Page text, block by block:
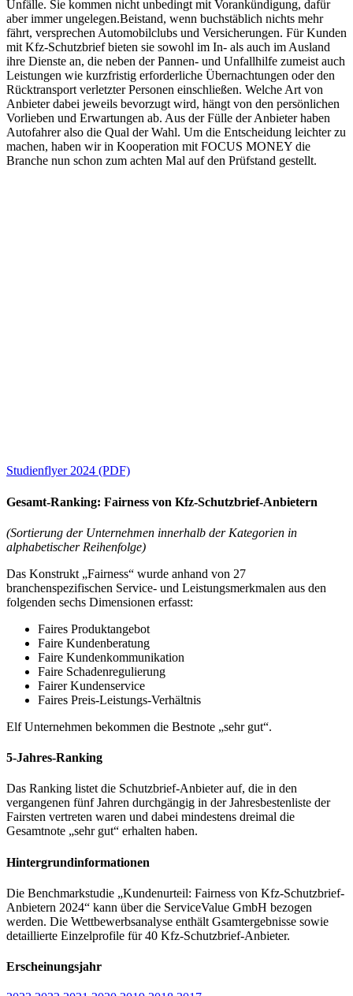
Unfälle. Sie kommen nicht unbedingt mit Vorankündigung, dafür
aber immer ungelegen.Beistand, wenn buchstäblich nichts mehr
fährt, versprechen Automobilclubs und Versicherungen. Für Kunden
mit Kfz-Schutzbrief bieten sie sowohl im In- als auch im Ausland
ihre Dienste an, die neben der Pannen- und Unfallhilfe zumeist auch
Leistungen wie kurzfristig erforderliche Übernachtungen oder den
Rücktransport verletzter Personen einschließen. Welche Art von
Anbieter dabei jeweils bevorzugt wird, hängt von den persönlichen
Vorlieben und Erwartungen ab. Aus der Fülle der Anbieter haben
Autofahrer also die Qual der Wahl. Um die Entscheidung leichter zu
machen, haben wir in Kooperation mit FOCUS MONEY die
Branche nun schon zum achten Mal auf den Prüfstand gestellt.
Studienflyer 2024 (PDF)
Gesamt-Ranking: Fairness von Kfz-Schutzbrief-Anbietern
(Sortierung der Unternehmen innerhalb der Kategorien in
alphabetischer Reihenfolge)
Das Konstrukt „Fairness“ wurde anhand von 27
branchenspezifischen Service- und Leistungsmerkmalen aus den
folgenden sechs Dimensionen erfasst:
Faires Produktangebot
Faire Kundenberatung
Faire Kundenkommunikation
Faire Schadenregulierung
Fairer Kundenservice
Faires Preis-Leistungs-Verhältnis
Elf Unternehmen bekommen die Bestnote „sehr gut“.
5-Jahres-Ranking
Das Ranking listet die Schutzbrief-Anbieter auf, die in den
vergangenen fünf Jahren durchgängig in der Jahresbestenliste der
Fairsten vertreten waren und dabei mindestens dreimal die
Gesamtnote „sehr gut“ erhalten haben.
Hintergrundinformationen
Die Benchmarkstudie „Kundenurteil: Fairness von Kfz-Schutzbrief-
Anbietern 2024“ kann über die ServiceValue GmbH bezogen
werden. Die Wettbewerbsanalyse enthält Gsamtergebnisse sowie
detaillierte Einzelprofile für 40 Kfz-Schutzbrief-Anbieter.
Erscheinungsjahr